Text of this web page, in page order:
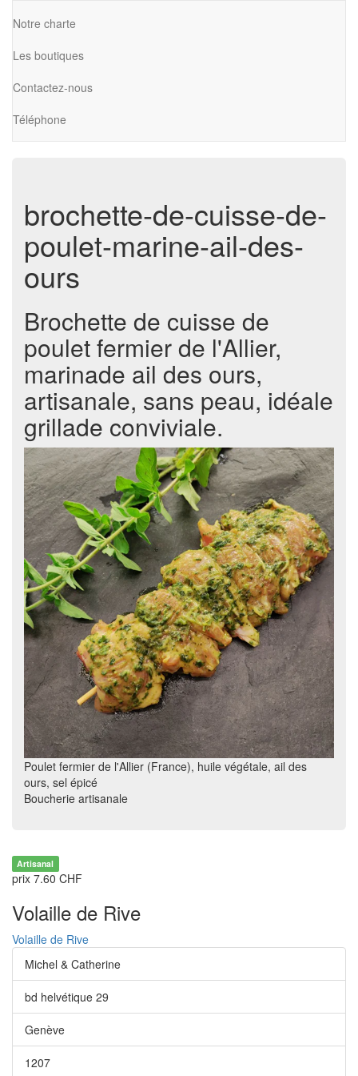
Notre charte
Les boutiques
Contactez-nous
Téléphone
brochette-de-cuisse-de-
poulet-marine-ail-des-
ours
Brochette de cuisse de
poulet fermier de l'Allier,
marinade ail des ours,
artisanale, sans peau, idéale
grillade conviviale.
Poulet fermier de l'Allier (France), huile végétale, ail des
ours, sel épicé
Boucherie artisanale
Artisanal
prix 7.60 CHF
Volaille de Rive
Volaille de Rive
Michel & Catherine
bd helvétique 29
Genève
1207